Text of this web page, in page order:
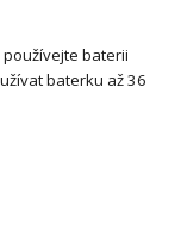
baterii
baterku až 36